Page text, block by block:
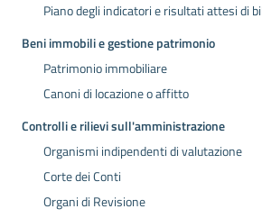
Piano degli indicatori e risultati attesi di
Beni immobili e gestione patrimonio
Patrimonio immobiliare
Canoni di locazione o affitto
Controlli e rilievi sull'amministrazione
Organismi indipendenti di valutazione
Corte dei Conti
Organi di Revisione